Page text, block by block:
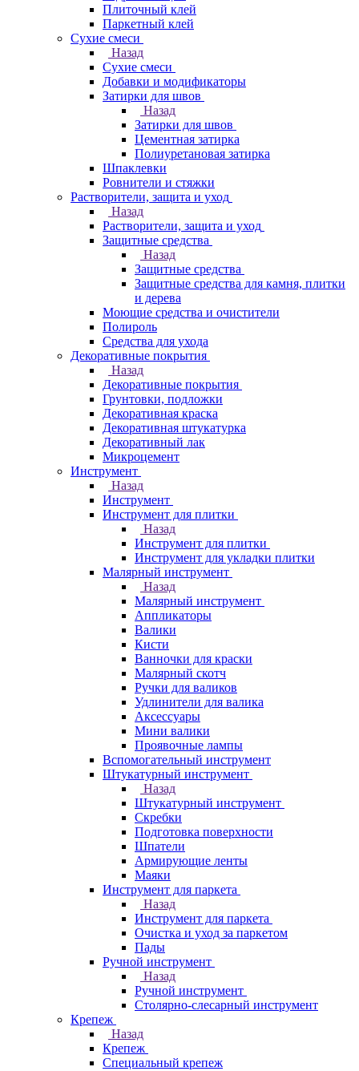
Плиточный клей
Паркетный клей
Сухие смеси
Назад
Сухие смеси
Добавки и модификаторы
Затирки для швов
Назад
Затирки для швов
Цементная затирка
Полиуретановая затирка
Шпаклевки
Ровнители и стяжки
Растворители, защита и уход
Назад
Растворители, защита и уход
Защитные средства
Назад
Защитные средства
Защитные средства для камня, плитки
и дерева
Моющие средства и очистители
Полироль
Средства для ухода
Декоративные покрытия
Назад
Декоративные покрытия
Грунтовки, подложки
Декоративная краска
Декоративная штукатурка
Декоративный лак
Микроцемент
Инструмент
Назад
Инструмент
Инструмент для плитки
Назад
Инструмент для плитки
Инструмент для укладки плитки
Малярный инструмент
Назад
Малярный инструмент
Аппликаторы
Валики
Кисти
Ванночки для краски
Малярный скотч
Ручки для валиков
Удлинители для валика
Аксессуары
Мини валики
Проявочные лампы
Вспомогательный инструмент
Штукатурный инструмент
Назад
Штукатурный инструмент
Скребки
Подготовка поверхности
Шпатели
Армирующие ленты
Маяки
Инструмент для паркета
Назад
Инструмент для паркета
Очистка и уход за паркетом
Пады
Ручной инструмент
Назад
Ручной инструмент
Столярно-слесарный инструмент
Крепеж
Назад
Крепеж
Специальный крепеж